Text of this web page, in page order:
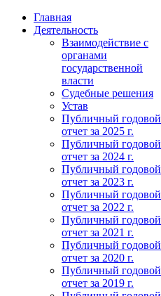
Главная
Деятельность
Взаимодействие с
органами
государственной
власти
Судебные решения
Устав
Публичный годовой
отчет за 2025 г.
Публичный годовой
отчет за 2024 г.
Публичный годовой
отчет за 2023 г.
Публичный годовой
отчет за 2022 г.
Публичный годовой
отчет за 2021 г.
Публичный годовой
отчет за 2020 г.
Публичный годовой
отчет за 2019 г.